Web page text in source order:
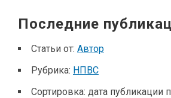
Последние
Статьи от: Автор
Рубрика: НПВС
Сортировка: дата публикации